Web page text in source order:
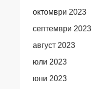
октомври 2023
септември 2023
август 2023
юли 2023
юни 2023